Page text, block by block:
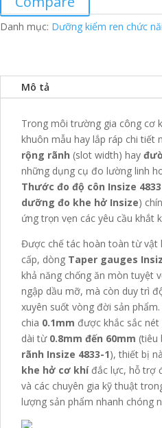
Danh mục: Dưỡng kiểm ren chức
Mô tả
Trong môi trường gia công cơ
khuôn mẫu hay lắp ráp chi tiết
rộng rãnh (slot width) hay
những dụng cụ đo lường linh
Thước đo độ côn Insize 4833
dưỡng đo khe hở Insize)
ứng trọn vẹn các yêu cầu khắt
Được chế tác hoàn toàn từ vật
cấp, dòng Taper gauges
khả năng chống ăn mòn tuyệt
ngập dầu mỡ, mà còn duy trì
xuyên suốt vòng đời sản
chia 0.1mm được khắc sắc
dài từ 0.8mm đến 60mm (tiêu
rãnh Insize 4833-1), thiết bị
khe hở cơ khíđắc lực, hỗ trợ
và các chuyên gia kỹ thuật
lượng sản phẩm nhanh chóng